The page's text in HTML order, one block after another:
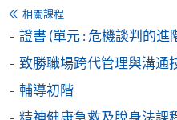
VISA 或 Mastercard、「微
Pay) 、「支付寶」(Online
相關課程
證書 (單元 : 危機談判的進
致勝職場跨代管理與溝通
輔導初階
精神健康急救及脫身法課